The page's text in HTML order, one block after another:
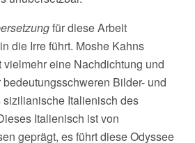
für diese Arbeit
die Irre führt. Moshe Kahns
eine Nachdichtung und
Bilder- und
Italienisch des
Italienisch ist von
geprägt, es führt diese Odyssee